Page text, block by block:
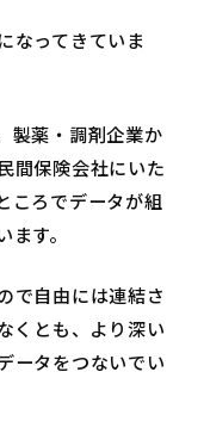
なってきていま
製薬・調剤企業か
間保険会社にいた
ころでデータが組
す。
で自由には連結さ
くとも、より深い
ータをつないでい